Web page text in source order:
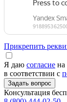
Прикрепить
Я даю согласие на
в соответствии с
Консультация